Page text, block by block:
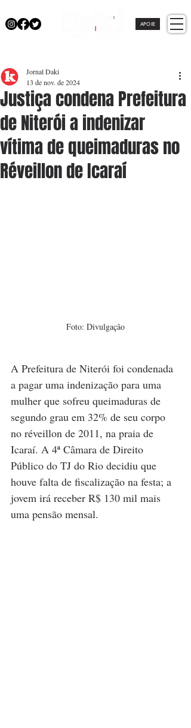
APOIE
Justiça condena Prefeitura
de Niterói a indenizar
vítima de queimaduras no
Réveillon de Icaraí
Jornal Daki
13 de nov. de 2024
Foto: Divulgação
A Prefeitura de Niterói foi condenada
a pagar uma indenização para uma
mulher que sofreu queimaduras de
segundo grau em 32% de seu corpo
no réveillon de 2011, na praia de
Icaraí. A 4ª Câmara de Direito
Público do TJ do Rio decidiu que
houve falta de fiscalização na festa; a
jovem irá receber R$ 130 mil mais
uma pensão mensal.